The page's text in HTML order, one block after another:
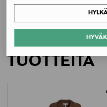
Ewers Strümpfe GmbH
Valmistajan osoite
Landwehr 9, 59964
LISÄÄ
TUOTTEITA